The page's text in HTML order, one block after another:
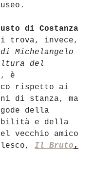
di Costanza
trova, invece,
Michelangelo
del
, è
rispetto ai
di stanza, ma
della
e della
vecchio amico
Il Bruto .